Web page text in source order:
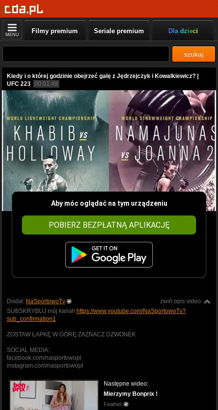
MENU Filmy premium Seriale premium Dla dzieci
szukaj
Kiedy i o której godzinie obejrzeć galę z Jędrzejczyk i Kowalkiewicz? |
UFC 223 00:01:49
Aby móc oglądać na tym urządzeniu
POBIERZ BEZPŁATNĄ APLIKACJĘ
zwiń opis video
Dodał: NaSportowoTv
SUBSKRYBUJ mój kanał! https://www.youtube.com/NaSportowoTv?
sub_confirmation1
ZOSTAW ŁAPKĘ W GÓRĘ ZAZNACZ DZWONEK
SOCIAL MEDIA:
facebook.com/nasportowopl
instagram.com/nasportowopl
Następne wideo:
Mierzymy Bonprix !
Feather